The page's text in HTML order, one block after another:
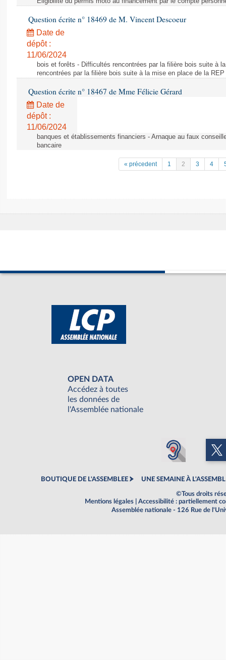
Question écrite n° 18469 de M. Vincent Descoeur
Date de
dépôt :
11/06/2024
bois et forêts - Difficultés rencontrées par la filière bois suite à
rencontrées par la filière bois suite à la mise en place de la REP
Question écrite n° 18467 de Mme Félicie Gérard
Date de
dépôt :
11/06/2024
banques et établissements financiers - Arnaque au faux
bancaire
« précedent 1 2 3 4
OPEN DATA
Accédez à toutes
les données de
l'Assemblée nationale
BOUTIQUE DE L'ASSEMBLEE UNE SEMAINE À
©Tous droits
Mentions légales
Accessibilité : partiellement
Assemblée nationale - 126 Rue de